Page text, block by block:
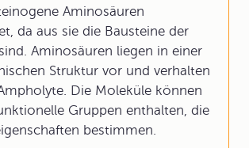
Aminosäuren
da aus sie die Bausteine der
Aminosäuren liegen in einer
Struktur vor und verhalten
Die Moleküle können
Gruppen enthalten, die
bestimmen.